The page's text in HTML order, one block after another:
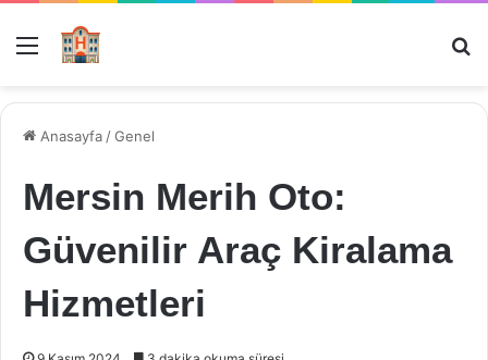
Menü
Anasayfa /Genel
Mersin Merih Oto:
Güvenilir Araç Kiralama
Hizmetleri